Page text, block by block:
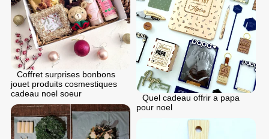
Coffret surprises bonbons
jouet produits cosmestiques
cadeau noel soeur
Quel cadeau offrir a papa
pour noel